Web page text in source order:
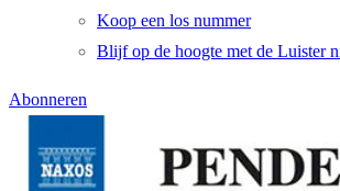
Koop een los nummer
Blijf op de hoogte met de Luister
Abonneren